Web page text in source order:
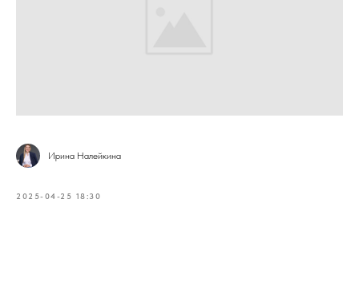
Ирина Налейкина
2025-04-25 18:30